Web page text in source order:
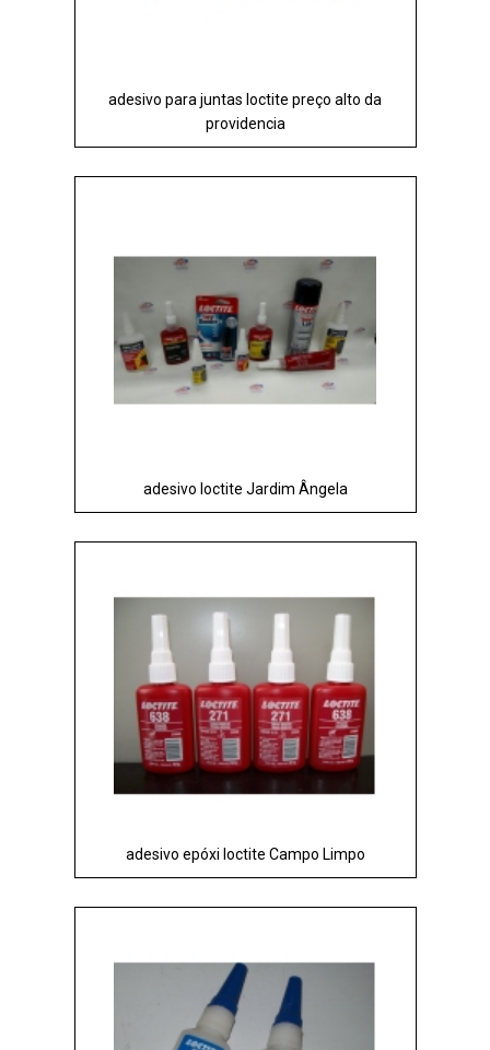
adesivo para juntas loctite preço alto da
providencia
adesivo loctite Jardim Ângela
adesivo epóxi loctite Campo Limpo